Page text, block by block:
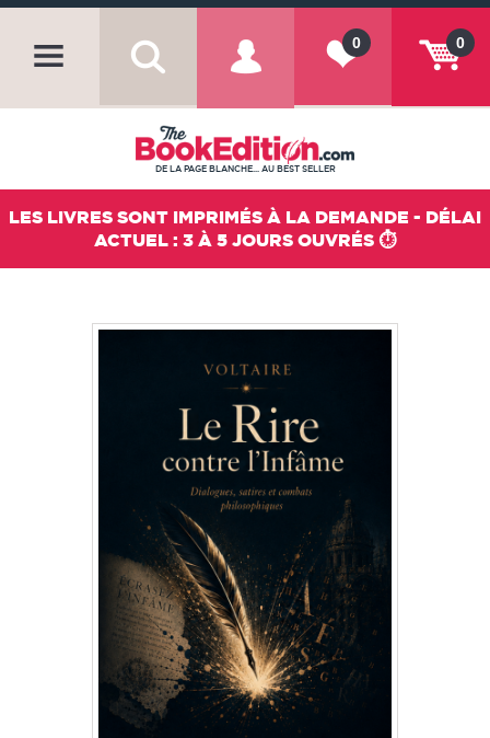
0
0
DE LA PAGE BLANCHE... AU BEST SELLER
LES LIVRES SONT IMPRIMÉS À LA DEMANDE - DÉLAI
ACTUEL : 3 À 5 JOURS OUVRÉS ⏱️